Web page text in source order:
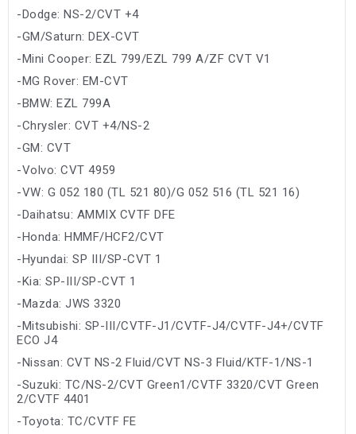
-Dodge: NS-2/CVT +4
-GM/Saturn: DEX-CVT
-Mini Cooper: EZL 799/EZL 799 A/ZF CVT V1
-MG Rover: EM-CVT
-BMW: EZL 799A
-Chrysler: CVT +4/NS-2
-GM: CVT
-Volvo: CVT 4959
-VW: G 052 180 (TL 521 80)/G 052 516 (TL 521 16)
-Daihatsu: AMMIX CVTF DFE
-Honda: HMMF/HCF2/CVT
-Hyundai: SP III/SP-CVT 1
-Kia: SP-III/SP-CVT 1
-Mazda: JWS 3320
-Mitsubishi: SP-III/CVTF-J1/CVTF-J4/CVTF-J4+/CVTF
ECO J4
-Nissan: CVT NS-2 Fluid/CVT NS-3 Fluid/KTF-1/NS-1
-Suzuki: TC/NS-2/CVT Green1/CVTF 3320/CVT Green
2/CVTF 4401
-Toyota: TC/CVTF FE